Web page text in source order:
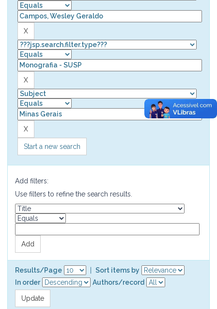
Start a new search
Add filters:
Use filters to refine the search results.
Results/Page
Sort items by
In order
Authors/record